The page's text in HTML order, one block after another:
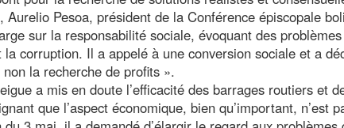
Aurelio Pesoa, président de la Conférence épiscopale
sur la responsabilité sociale, évoquant des
corruption. Il a appelé à une conversion sociale et a
la recherche de profits ».
a mis en doute l’efficacité des barrages routiers et
que l’aspect économique, bien qu’important, n’est